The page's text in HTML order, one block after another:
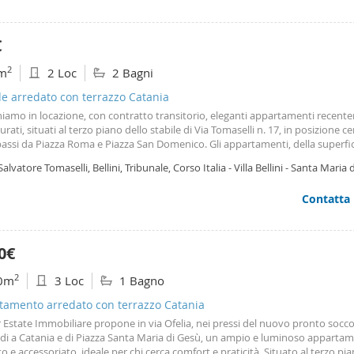
2 2 Loc 2 Bagni
arredato con terrazzo Catania
in locazione, con contratto transitorio, eleganti appartamenti
situati al terzo piano dello stabile di Via Tomaselli n. 17, in posizione
da Piazza Roma e Piazza San Domenico. Gli appartamenti, della
un bagno con box doccia, balcone e o terrazzino. Alcune unità
da € 900,00 al mese. Ferrini Immobiliare Tel: 0957143788 Viale xx Settembre,
Tomaselli, Bellini, Tribunale, Corso Italia - Villa Bellini - Santa Maria
Contatta
2 3 Loc 1 Bagno
arredato con terrazzo Catania
Estate Immobiliare propone in via Ofelia, nei pressi del nuovo pronto
a Catania e di Piazza Santa Maria di Gesù, un ampio e luminoso